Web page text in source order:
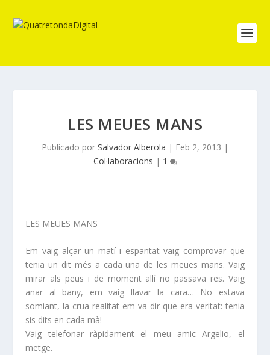
LES MEUES MANS
Publicado por Salvador Alberola | Feb 2, 2013 |
Col·laboracions | 1
LES MEUES MANS
Em vaig alçar un matí i espantat vaig comprovar que
tenia un dit més a cada una de les meues mans. Vaig
mirar als peus i de moment allí no passava res. Vaig
anar al bany, em vaig llavar la cara… No estava
somiant, la crua realitat em va dir que era veritat: tenia
sis dits en cada mà!
Vaig telefonar ràpidament el meu amic Argelio, el
metge.